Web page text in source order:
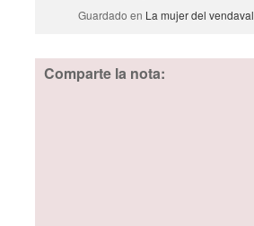
Guardado en La mujer del vendaval
Comparte la nota: